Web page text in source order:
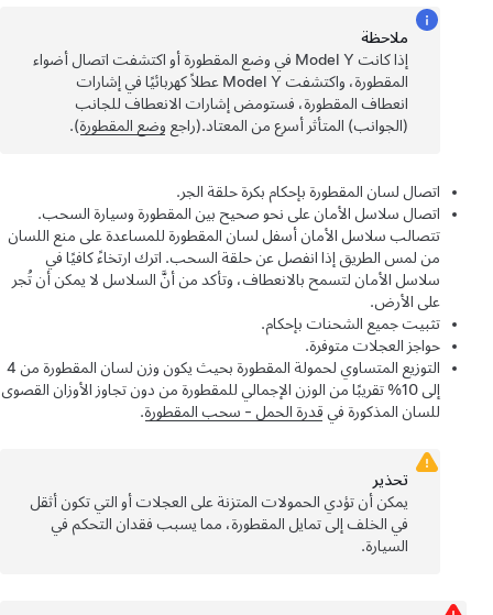
ملاحظة
إذا كانتModel Yفي وضع المقطورة أو اكتشفت اتصال أضواء
المقطورة، واكتشفتModel Yعطلاً كهربائيًا في إشارات
انعطاف المقطورة، فستومض إشارات الانعطاف للجانب
(الجوانب) المتأثر أسرع من المعتاد.(راجعوضع المقطورة).
اتصال لسان المقطورة بإحكام بكرة حلقة الجر.
اتصال سلاسل الأمان على نحو صحيح بين المقطورة وسيارة السحب.
تتصالب سلاسل الأمان أسفل لسان المقطورة للمساعدة على منع اللسان
من لمس الطريق إذا انفصل عن حلقة السحب. اترك ارتخاءً كافيًا في
سلاسل الأمان لتسمح بالانعطاف، وتأكد من أنَّ السلاسل لا يمكن أن تُجر
على الأرض.
تثبيت جميع الشحنات بإحكام.
حواجز العجلات متوفرة.
التوزيع المتساوي لحمولة المقطورة بحيث يكون وزن لسان المقطورة من 4
إلى 10% تقريبًا من الوزن الإجمالي للمقطورة من دون تجاوز الأوزان القصوى
للسان المذكورة فيقدرة الحمل - سحب المقطورة.
تحذير
يمكن أن تؤدي الحمولات المتزنة على العجلات أو التي تكون أثقل
في الخلف إلى تمايل المقطورة، مما يسبب فقدان التحكم في
السيارة.